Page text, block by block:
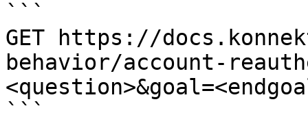
```
GET https://
behavior/account-
```